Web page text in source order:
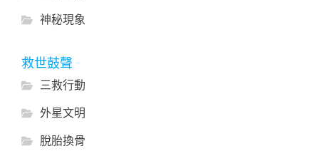
神秘現象
救世鼓聲
三救行動
外星文明
脫胎換骨